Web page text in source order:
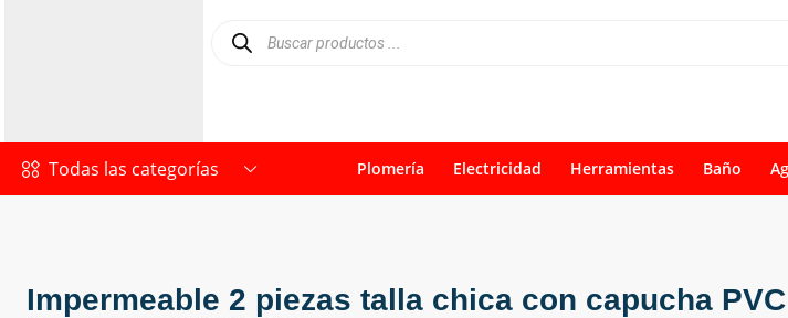
Todas las categorías Plomería Electricidad Herramientas Baño
Impermeable 2 piezas talla chica con capucha